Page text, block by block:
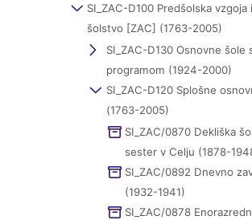
SI_ZAC-D100 Predšolska
šolstvo [ZAC] (1763-2005)
SI_ZAC-D130 Osnovne šole
programom (1924-2000)
SI_ZAC-D120 Splošne
(1763-2005)
SI_ZAC/0870 Dekliška
sester v Celju (1878-
SI_ZAC/0892 Dnevno
(1932-1941)
SI_ZAC/0878